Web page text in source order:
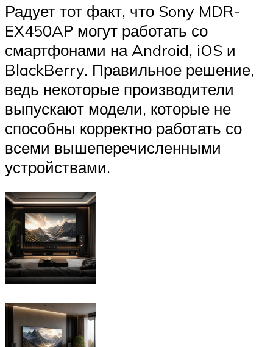
Радует тот факт, что Sony MDR-
EX450AP могут работать со
смартфонами на Android, iOS и
BlackBerry. Правильное решение,
ведь некоторые производители
выпускают модели, которые не
способны корректно работать со
всеми вышеперечисленными
устройствами.